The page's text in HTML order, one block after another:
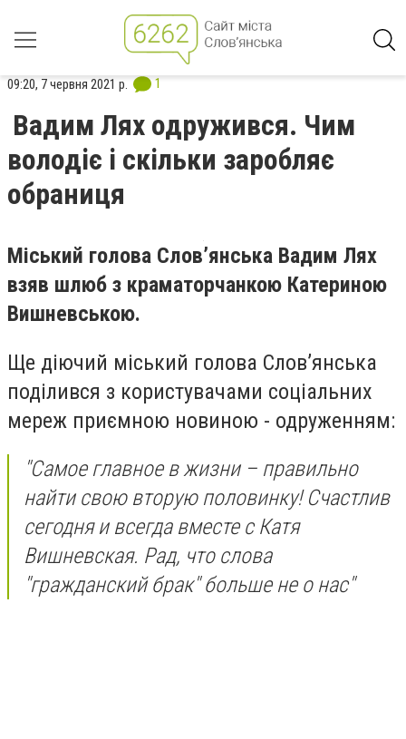
09:20, 7 червня 2021 р. 1
Вадим Лях одружився. Чим
володіє і скільки заробляє
обраниця
Міський голова Слов’янська Вадим Лях
взяв шлюб з краматорчанкою Катериною
Вишневською.
Ще діючий міський голова Слов’янська
поділився з користувачами соціальних
мереж приємною новиною - одруженням:
"Самое главное в жизни – правильно
найти свою вторую половинку! Счастлив
сегодня и всегда вместе с Катя
Вишневская. Рад, что слова
"гражданский брак" больше не о нас"